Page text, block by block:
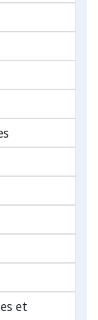
et